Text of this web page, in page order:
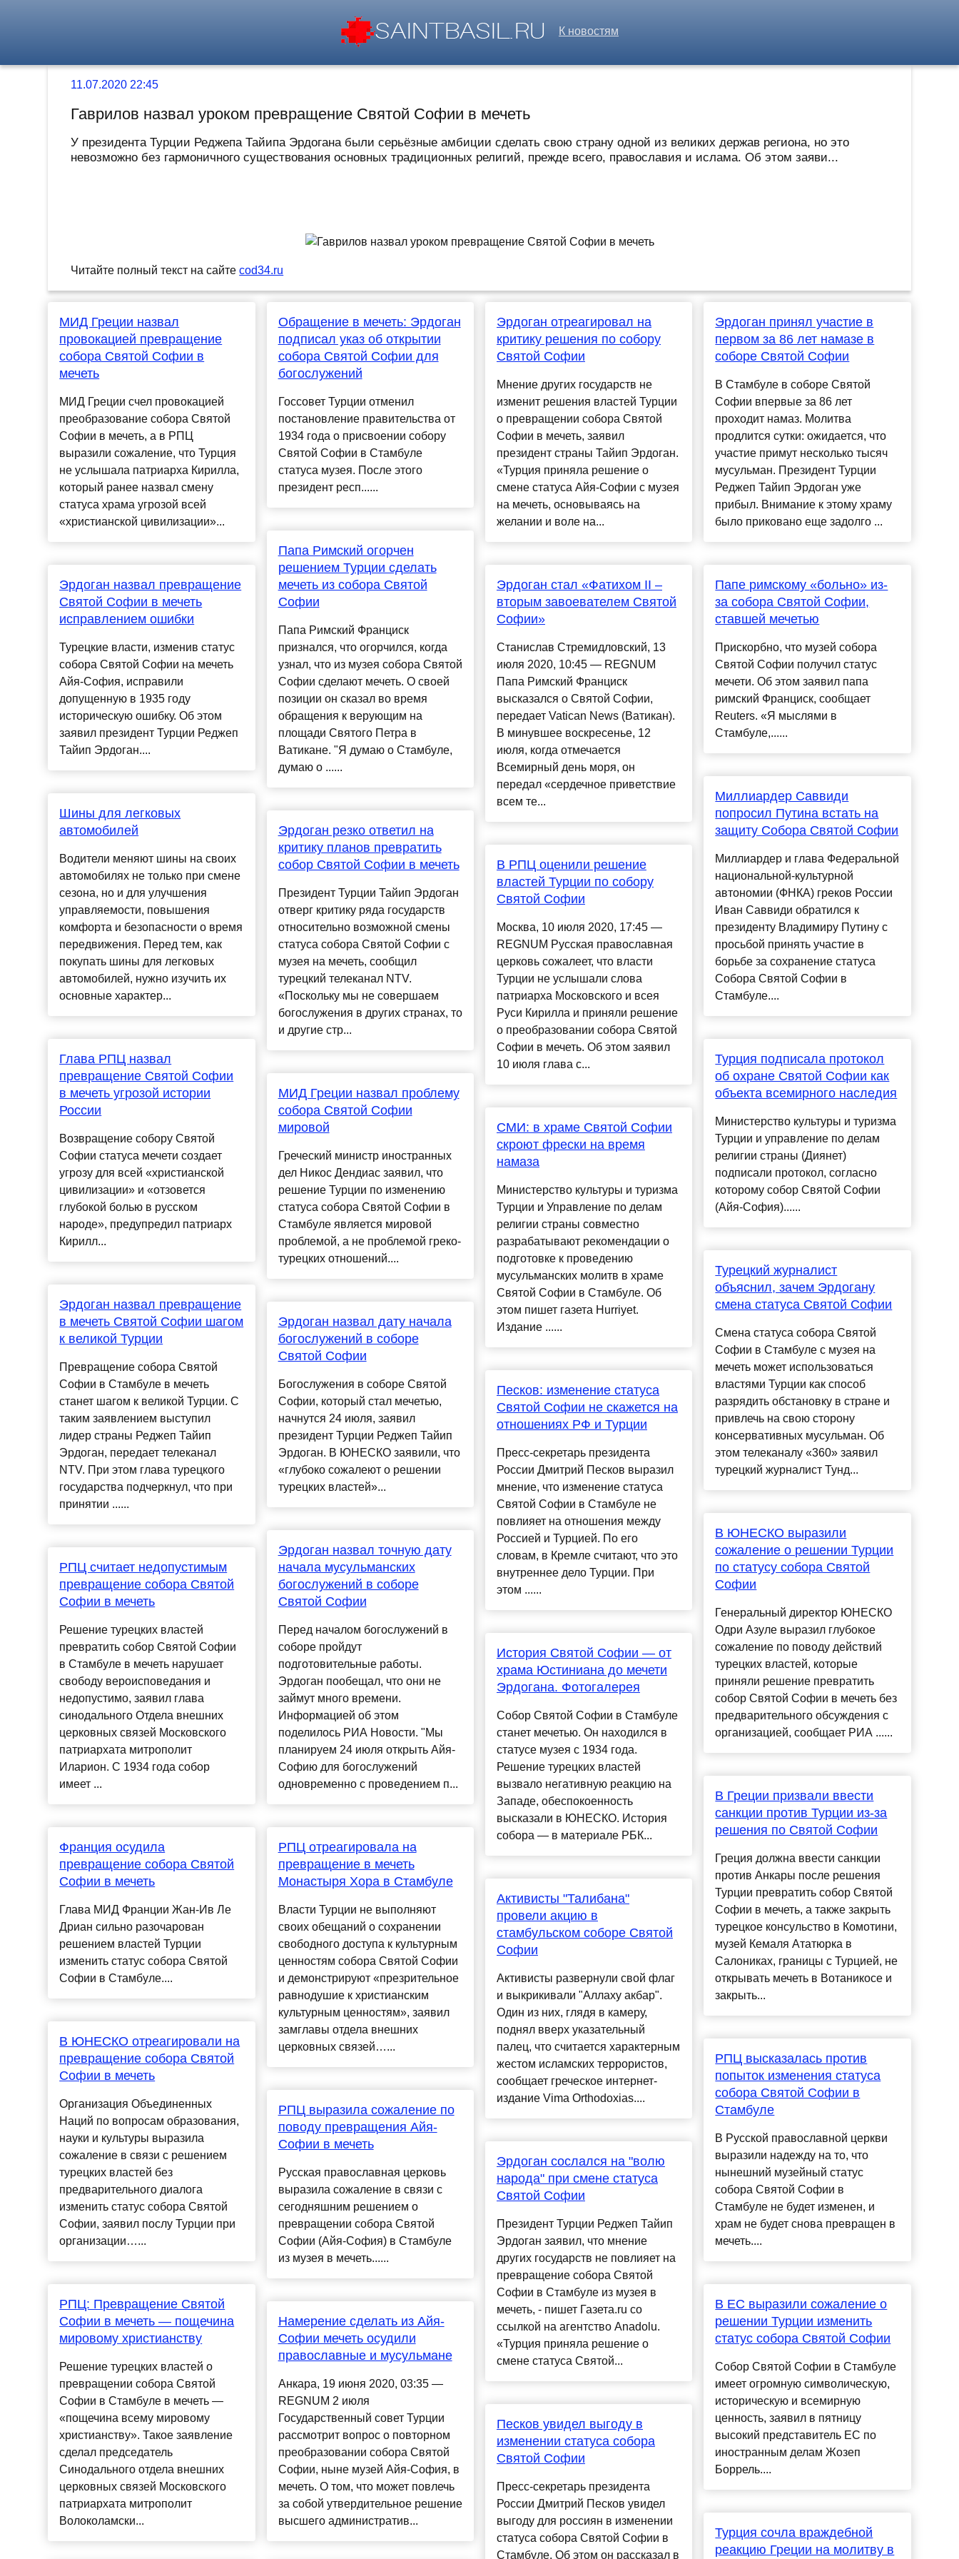
К новостям
11.07.2020 22:45
Гаврилов назвал уроком превращение Святой Софии в мечеть
У президента Турции Реджепа Тайипа Эрдогана были серьёзные амбиции сделать свою страну одной из великих держав региона, но это
невозможно без гармоничного существования основных традиционных религий, прежде всего, православия и ислама. Об этом заяви...
Читайте полный текст на сайтеcod34.ru
МИД Греции назвал
провокацией превращение
собора Святой Софии в
мечеть
МИД Греции счел провокацией
преобразование собора Святой
Софии в мечеть, а в РПЦ
выразили сожаление, что Турция
не услышала патриарха Кирилла,
который ранее назвал смену
статуса храма угрозой всей
«христианской цивилизации»...
Эрдоган назвал превращение
Святой Софии в мечеть
исправлением ошибки
Турецкие власти, изменив статус
собора Святой Софии на мечеть
Айя-София, исправили
допущенную в 1935 году
историческую ошибку. Об этом
заявил президент Турции Реджеп
Тайип Эрдоган....
Шины для легковых
автомобилей
Водители меняют шины на своих
автомобилях не только при смене
сезона, но и для улучшения
управляемости, повышения
комфорта и безопасности о время
передвижения. Перед тем, как
покупать шины для легковых
автомобилей, нужно изучить их
основные характер...
Глава РПЦ назвал
превращение Святой Софии
в мечеть угрозой истории
России
Возвращение собору Святой
Софии статуса мечети создает
угрозу для всей «христианской
цивилизации» и «отзовется
глубокой болью в русском
народе», предупредил патриарх
Кирилл...
Эрдоган назвал превращение
в мечеть Святой Софии шагом
к великой Турции
Превращение собора Святой
Софии в Стамбуле в мечеть
станет шагом к великой Турции. С
таким заявлением выступил
лидер страны Реджеп Тайип
Эрдоган, передает телеканал
NTV. При этом глава турецкого
государства подчеркнул, что при
принятии ......
РПЦ считает недопустимым
превращение собора Святой
Софии в мечеть
Решение турецких властей
превратить собор Святой Софии
в Стамбуле в мечеть нарушает
свободу вероисповедания и
недопустимо, заявил глава
синодального Отдела внешних
церковных связей Московского
патриархата митрополит
Иларион. С 1934 года собор
имеет ...
Франция осудила
превращение собора Святой
Софии в мечеть
Глава МИД Франции Жан-Ив Ле
Дриан сильно разочарован
решением властей Турции
изменить статус собора Святой
Софии в Стамбуле....
В ЮНЕСКО отреагировали на
превращение собора Святой
Софии в мечеть
Организация Объединенных
Наций по вопросам образования,
науки и культуры выразила
сожаление в связи с решением
турецких властей без
предварительного диалога
изменить статус собора Святой
Софии, заявил послу Турции при
организации…...
РПЦ: Превращение Святой
Софии в мечеть — пощечина
мировому христианству
Решение турецких властей о
превращении собора Святой
Софии в Стамбуле в мечеть —
«пощечина всему мировому
христианству». Такое заявление
сделал председатель
Синодального отдела внешних
церковных связей Московского
патриархата митрополит
Волоколамски...
Обращение в мечеть: Эрдоган
подписал указ об открытии
собора Святой Софии для
богослужений
Госсовет Турции отменил
постановление правительства от
1934 года о присвоении собору
Святой Софии в Стамбуле
статуса музея. После этого
президент респ......
Папа Римский огорчен
решением Турции сделать
мечеть из собора Святой
Софии
Папа Римский Франциск
признался, что огорчился, когда
узнал, что из музея собора Святой
Софии сделают мечеть. О своей
позиции он сказал во время
обращения к верующим на
площади Святого Петра в
Ватикане. "Я думаю о Стамбуле,
думаю о ......
Эрдоган резко ответил на
критику планов превратить
собор Святой Софии в мечеть
Президент Турции Тайип Эрдоган
отверг критику ряда государств
относительно возможной смены
статуса собора Святой Софии с
музея на мечеть, сообщил
турецкий телеканал NTV.
«Поскольку мы не совершаем
богослужения в других странах, то
и другие стр...
МИД Греции назвал проблему
собора Святой Софии
мировой
Греческий министр иностранных
дел Никос Дендиас заявил, что
решение Турции по изменению
статуса собора Святой Софии в
Стамбуле является мировой
проблемой, а не проблемой греко-
турецких отношений....
Эрдоган назвал дату начала
богослужений в соборе
Святой Софии
Богослужения в соборе Святой
Софии, который стал мечетью,
начнутся 24 июля, заявил
президент Турции Реджеп Тайип
Эрдоган. В ЮНЕСКО заявили, что
«глубоко сожалеют о решении
турецких властей»...
Эрдоган назвал точную дату
начала мусульманских
богослужений в соборе
Святой Софии
Перед началом богослужений в
соборе пройдут
подготовительные работы.
Эрдоган пообещал, что они не
займут много времени.
Информацией об этом
поделилось РИА Новости. "Мы
планируем 24 июля открыть Айя-
Софию для богослужений
одновременно с проведением п...
РПЦ отреагировала на
превращение в мечеть
Монастыря Хора в Стамбуле
Власти Турции не выполняют
своих обещаний о сохранении
свободного доступа к культурным
ценностям собора Святой Софии
и демонстрируют «презрительное
равнодушие к христианским
культурным ценностям», заявил
замглавы отдела внешних
церковных связей…...
РПЦ выразила сожаление по
поводу превращения Айя-
Софии в мечеть
Русская православная церковь
выразила сожаление в связи с
сегодняшним решением о
превращении собора Святой
Софии (Айя-София) в Стамбуле
из музея в мечеть......
Намерение сделать из Айя-
Софии мечеть осудили
православные и мусульмане
Анкара, 19 июня 2020, 03:35 —
REGNUM 2 июля
Государственный совет Турции
рассмотрит вопрос о повторном
преобразовании собора Святой
Софии, ныне музей Айя-София, в
мечеть. О том, что может повлечь
за собой утвердительное решение
высшего административ...
Эрдоган отреагировал на
критику решения по собору
Святой Софии
Мнение других государств не
изменит решения властей Турции
о превращении собора Святой
Софии в мечеть, заявил
президент страны Тайип Эрдоган.
«Турция приняла решение о
смене статуса Айя-Софии с музея
на мечеть, основываясь на
желании и воле на...
Эрдоган стал «Фатихом II –
вторым завоевателем Святой
Софии»
Станислав Стремидловский, 13
июля 2020, 10:45 — REGNUM
Папа Римский Франциск
высказался о Святой Софии,
передает Vatican News (Ватикан).
В минувшее воскресенье, 12
июля, когда отмечается
Всемирный день моря, он
передал «сердечное приветствие
всем те...
В РПЦ оценили решение
властей Турции по собору
Святой Софии
Москва, 10 июля 2020, 17:45 —
REGNUM Русская православная
церковь сожалеет, что власти
Турции не услышали слова
патриарха Московского и всея
Руси Кирилла и приняли решение
о преобразовании собора Святой
Софии в мечеть. Об этом заявил
10 июля глава с...
СМИ: в храме Святой Софии
скроют фрески на время
намаза
Министерство культуры и туризма
Турции и Управление по делам
религии страны совместно
разрабатывают рекомендации о
подготовке к проведению
мусульманских молитв в храме
Святой Софии в Стамбуле. Об
этом пишет газета Hurriyet.
Издание ......
Песков: изменение статуса
Святой Софии не скажется на
отношениях РФ и Турции
Пресс-секретарь президента
России Дмитрий Песков выразил
мнение, что изменение статуса
Святой Софии в Стамбуле не
повлияет на отношения между
Россией и Турцией. По его
словам, в Кремле считают, что это
внутреннее дело Турции. При
этом ......
История Святой Софии — от
храма Юстиниана до мечети
Эрдогана. Фотогалерея
Собор Святой Софии в Стамбуле
станет мечетью. Он находился в
статусе музея с 1934 года.
Решение турецких властей
вызвало негативную реакцию на
Западе, обеспокоенность
высказали в ЮНЕСКО. История
собора — в материале РБК...
Активисты "Талибана"
провели акцию в
стамбульском соборе Святой
Софии
Активисты развернули свой флаг
и выкрикивали "Аллаху акбар".
Один из них, глядя в камеру,
поднял вверх указательный
палец, что считается характерным
жестом исламских террористов,
сообщает греческое интернет-
издание Vima Orthodoxias....
Эрдоган сослался на "волю
народа" при смене статуса
Святой Софии
Президент Турции Реджеп Тайип
Эрдоган заявил, что мнение
других государств не повлияет на
превращение собора Святой
Софии в Стамбуле из музея в
мечеть, - пишет Газета.ru со
ссылкой на агентство Anadolu.
«Турция приняла решение о
смене статуса Святой...
Песков увидел выгоду в
изменении статуса собора
Святой Софии
Пресс-секретарь президента
России Дмитрий Песков увидел
выгоду для россиян в изменении
статуса собора Святой Софии в
Стамбуле. Об этом он рассказал в
Эрдоган принял участие в
первом за 86 лет намазе в
соборе Святой Софии
В Стамбуле в соборе Святой
Софии впервые за 86 лет
проходит намаз. Молитва
продлится сутки: ожидается, что
участие примут несколько тысяч
мусульман. Президент Турции
Реджеп Тайип Эрдоган уже
прибыл. Внимание к этому храму
было приковано еще задолго ...
Папе римскому «больно» из-
за собора Святой Софии,
ставшей мечетью
Прискорбно, что музей собора
Святой Софии получил статус
мечети. Об этом заявил папа
римский Франциск, сообщает
Reuters. «Я мыслями в
Стамбуле,......
Миллиардер Саввиди
попросил Путина встать на
защиту Собора Святой Софии
Миллиардер и глава Федеральной
национальной-культурной
автономии (ФНКА) греков России
Иван Саввиди обратился к
президенту Владимиру Путину с
просьбой принять участие в
борьбе за сохранение статуса
Собора Святой Софии в
Стамбуле....
Турция подписала протокол
об охране Святой Софии как
объекта всемирного наследия
Министерство культуры и туризма
Турции и управление по делам
религии страны (Диянет)
подписали протокол, согласно
которому собор Святой Софии
(Айя-София)......
Турецкий журналист
объяснил, зачем Эрдогану
смена статуса Святой Софии
Смена статуса собора Святой
Софии в Стамбуле с музея на
мечеть может использоваться
властями Турции как способ
разрядить обстановку в стране и
привлечь на свою сторону
консервативных мусульман. Об
этом телеканалу «360» заявил
турецкий журналист Тунд...
В ЮНЕСКО выразили
сожаление о решении Турции
по статусу собора Святой
Софии
Генеральный директор ЮНЕСКО
Одри Азуле выразил глубокое
сожаление по поводу действий
турецких властей, которые
приняли решение превратить
собор Святой Софии в мечеть без
предварительного обсуждения с
организацией, сообщает РИА ......
В Греции призвали ввести
санкции против Турции из-за
решения по Святой Софии
Греция должна ввести санкции
против Анкары после решения
Турции превратить собор Святой
Софии в мечеть, а также закрыть
турецкое консульство в Комотини,
музей Кемаля Ататюрка в
Салониках, границы с Турцией, не
открывать мечеть в Вотаникосе и
закрыть...
РПЦ высказалась против
попыток изменения статуса
собора Святой Софии в
Стамбуле
В Русской православной церкви
выразили надежду на то, что
нынешний музейный статус
собора Святой Софии в
Стамбуле не будет изменен, и
храм не будет снова превращен в
мечеть....
В ЕС выразили сожаление о
решении Турции изменить
статус собора Святой Софии
Собор Святой Софии в Стамбуле
имеет огромную символическую,
историческую и всемирную
ценность, заявил в пятницу
высокий представитель ЕС по
иностранным делам Жозеп
Боррель....
Турция сочла враждебной
реакцию Греции на молитву в